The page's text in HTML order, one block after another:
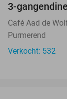
3-
Café Aad de
Purmerend
Verkocht: 532